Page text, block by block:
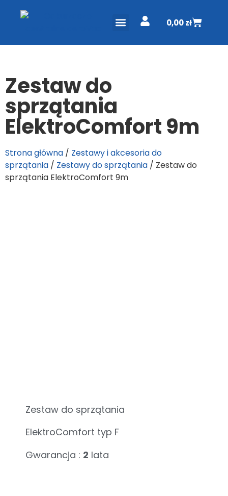
0,00zł
Zestaw do
sprzątania
ElektroComfort 9m
Strona główna / Zestawy i akcesoria do
sprzątania / Zestawy do sprzątania / Zestaw do
sprzątania ElektroComfort 9m
Zestaw do sprzątania
ElektroComfort typ F
Gwarancja : 2 lata